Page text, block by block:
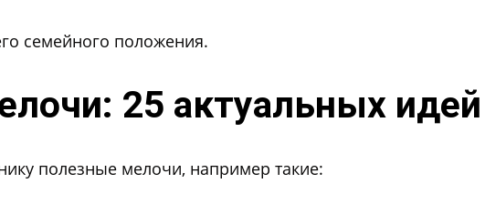
семейного положения.
25 актуальных идей
полезные мелочи, например такие: